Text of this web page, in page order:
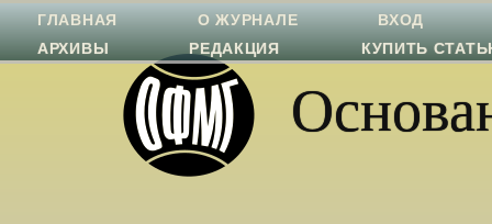
ГЛАВНАЯ О ЖУРНАЛЕ
ВХОД
АРХИВЫ
РЕДАКЦИЯ КУПИТЬ